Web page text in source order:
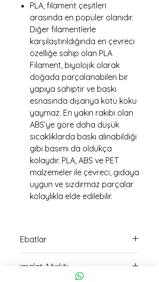
PLA, filament çeşitleri
arasında en popüler olanıdır.
Diğer filamentlerle
karşılaştırıldığında en çevreci
özelliğe sahip olan PLA
Filament, biyolojik olarak
doğada parçalanabilen bir
yapıya sahiptir ve baskı
esnasında dışarıya kötü koku
yaymaz. En yakın rakibi olan
ABS’ye göre daha düşük
sıcaklıklarda baskı alınabildiği
gibi basımı da oldukça
kolaydır. PLA, ABS ve PET
malzemeler ile çevreci, gıdaya
uygun ve sızdırmaz parçalar
kolaylıkla elde edilebilir.
Ebatlar
imalat Ağırlığı